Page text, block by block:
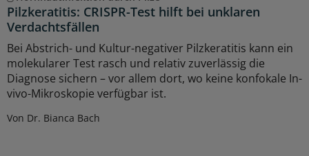
Pilzkeratitis: CRISPR-Test hilft bei unklaren
Verdachtsfällen
Bei Abstrich- und Kultur-negativer Pilzkeratitis kann ein
molekularer Test rasch und relativ zuverlässig die
Diagnose sichern – vor allem dort, wo keine konfokale In-
vivo-Mikroskopie verfügbar ist.
Von Dr. Bianca Bach